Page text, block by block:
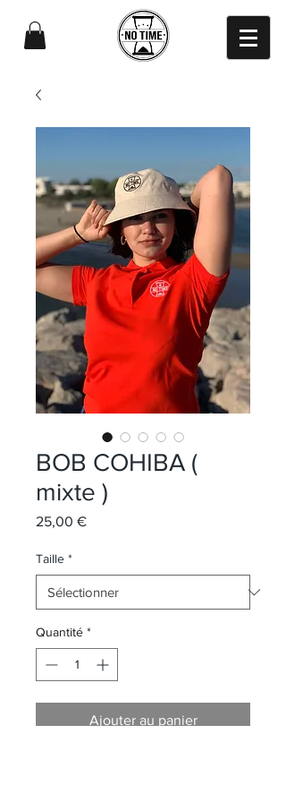
BOB COHIBA (
mixte )
25,00 €Prix
Taille *
Quantité *
Ajouter au panier